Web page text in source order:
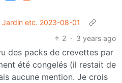
Jardin etc. 2023-08-01
2 · 3 years ago
des packs de crevettes par
été congelés (il restait de
aucune mention. Je crois